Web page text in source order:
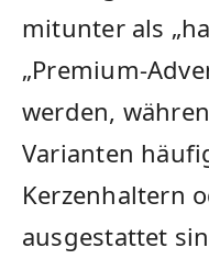
mitunter als
„Premium-
werden,
Varianten
Kerzenhaltern
ausgestattet